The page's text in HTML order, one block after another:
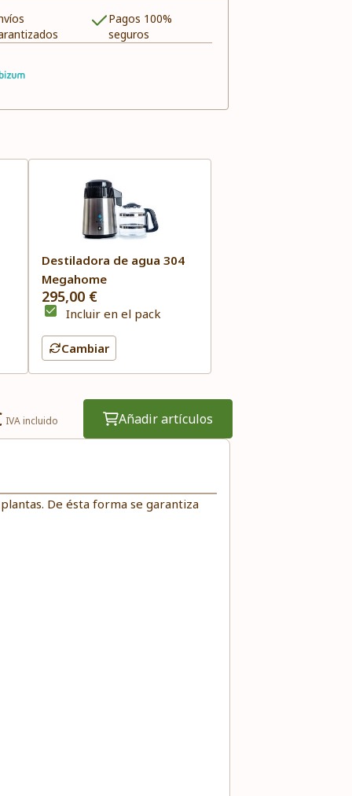
Pagos 100%
seguros
Destiladora de agua 304
Megahome
295,00 €
Incluir en el pack
Cambiar
IVA incluido Añadir artículos
De ésta forma se garantiza